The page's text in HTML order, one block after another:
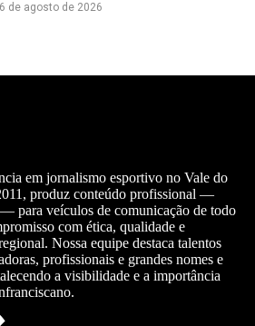
6 de agosto de 2026
em jornalismo esportivo no Vale do
produz conteúdo profissional —
para veículos de comunicação de todo
com ética, qualidade e
Nossa equipe destaca talentos
profissionais e grandes nomes e
a visibilidade e a importância